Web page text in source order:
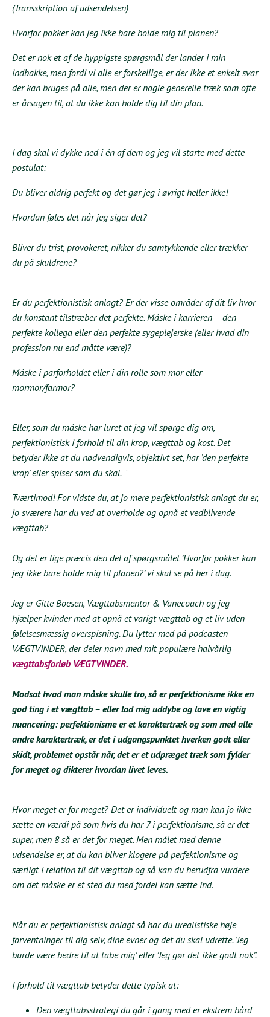
(Transskription af udsendelsen)
Hvorfor pokker kan jeg ikke bare holde mig til planen?
Det er nok et af de hyppigste spørgsmål der lander i min
indbakke, men fordi vi alle er forskellige, er der ikke et enkelt svar
der kan bruges på alle, men der er nogle generelle træk som ofte
er årsagen til, at du ikke kan holde dig til din plan.
I dag skal vi dykke ned i én af dem og jeg vil starte med dette
postulat:
Du bliver aldrig perfekt og det gør jeg i øvrigt heller ikke!
Hvordan føles det når jeg siger det?
Bliver du trist, provokeret, nikker du samtykkende eller trækker
du på skuldrene?
Er du perfektionistisk anlagt? Er der visse områder af dit liv hvor
du konstant tilstræber det perfekte. Måske i karrieren – den
perfekte kollega eller den perfekte sygeplejerske (eller hvad din
profession nu end måtte være)?
Måske i parforholdet eller i din rolle som mor eller
mormor/farmor?
Eller, som du måske har luret at jeg vil spørge dig om,
perfektionistisk i forhold til din krop, vægttab og kost. Det
betyder ikke at du nødvendigvis, objektivt set, har ’den perfekte
krop’ eller spiser som du skal. '
Tværtimod! For vidste du, at jo mere perfektionistisk anlagt du er,
jo sværere har du ved at overholde og opnå et vedblivende
vægttab?
Og det er lige præcis den del af spørgsmålet ’Hvorfor pokker kan
jeg ikke bare holde mig til planen?’ vi skal se på her i dag.
Jeg er Gitte Boesen, Vægttabsmentor & Vanecoach og jeg
hjælper kvinder med at opnå et varigt vægttab og et liv uden
følelsesmæssig overspisning. Du lytter med på podcasten
VÆGTVINDER, der deler navn med mit populære halvårlig
vægttabsforløb VÆGTVINDER.
Modsat hvad man måske skulle tro, så er perfektionisme ikke en
god ting i et vægttab – eller lad mig uddybe og lave en vigtig
nuancering: perfektionisme er et karaktertræk og som med alle
andre karaktertræk, er det i udgangspunktet hverken godt eller
skidt, problemet opstår når, det er et udpræget træk som fylder
for meget og dikterer hvordan livet leves.
Hvor meget er for meget? Det er individuelt og man kan jo ikke
sætte en værdi på som hvis du har 7 i perfektionisme, så er det
super, men 8 så er det for meget. Men målet med denne
udsendelse er, at du kan bliver klogere på perfektionisme og
særligt i relation til dit vægttab og så kan du herudfra vurdere
om det måske er et sted du med fordel kan sætte ind.
Når du er perfektionistisk anlagt så har du urealistiske høje
forventninger til dig selv, dine evner og det du skal udrette. ’Jeg
burde være bedre til at tabe mig’ eller ’Jeg gør det ikke godt nok”.
I forhold til vægttab betyder dette typisk at:
Den vægttabsstrategi du går i gang med er ekstrem hård